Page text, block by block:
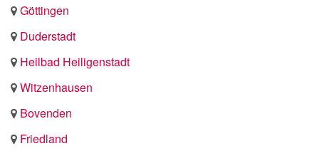
Göttingen
Duderstadt
Heilbad Heiligenstadt
Witzenhausen
Bovenden
Friedland